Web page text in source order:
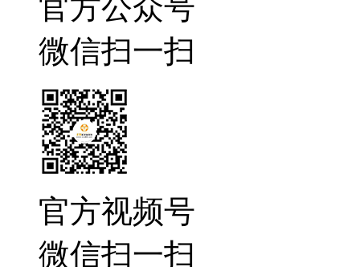
官方公众号
微信扫一扫
官方视频号
微信扫一扫